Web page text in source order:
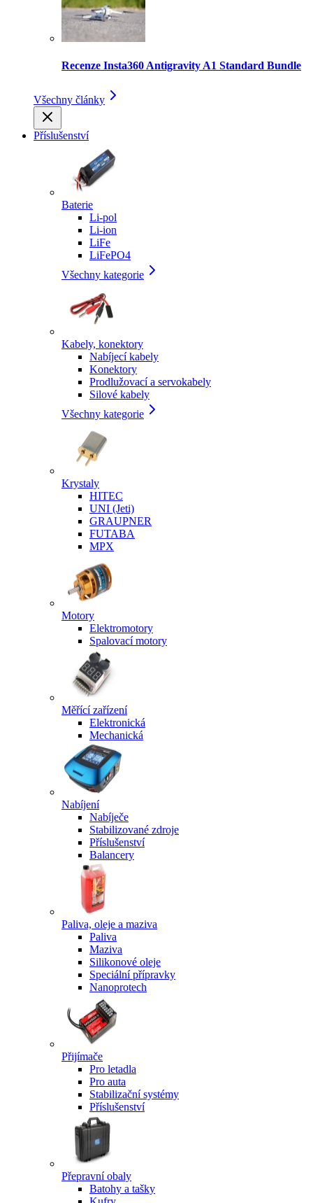
Recenze Insta360 Antigravity A1 Standard Bundle
Všechny články
Příslušenství
Baterie
Li-pol
Li-ion
LiFe
LiFePO4
Všechny kategorie
Kabely, konektory
Nabíjecí kabely
Konektory
Prodlužovací a servokabely
Silové kabely
Všechny kategorie
Krystaly
HITEC
UNI (Jeti)
GRAUPNER
FUTABA
MPX
Motory
Elektromotory
Spalovací motory
Měřící zařízení
Elektronická
Mechanická
Nabíjení
Nabíječe
Stabilizované zdroje
Příslušenství
Balancery
Paliva, oleje a maziva
Paliva
Maziva
Silikonové oleje
Speciální přípravky
Nanoprotech
Přijímače
Pro letadla
Pro auta
Stabilizační systémy
Příslušenství
Přepravní obaly
Batohy a tašky